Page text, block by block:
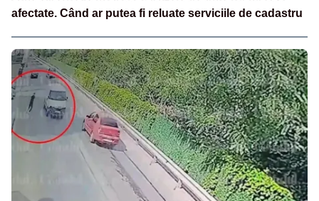
afectate. Când ar putea fi reluate serviciile de cadastru